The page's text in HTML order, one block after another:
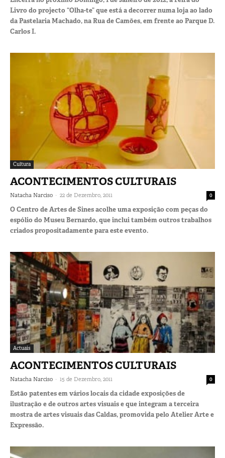
Livro do projecto “Olha-te” que está a decorrer numa loja ao lado
da Pastelaria Machado, na Rua de Camões, em frente ao Parque D.
Carlos I.
Cultura
ACONTECIMENTOS CULTURAIS
Natacha Narciso - 22 de Dezembro, 2011 0
O Centro de Artes de Sines acolhe uma exposição com peças do
espólio do Museu Bernardo, que inclui também outros trabalhos
criados propositadamente para este evento.
Actuais
ACONTECIMENTOS CULTURAIS
Natacha Narciso - 15 de Dezembro, 2011 0
Estão patentes em vários locais da cidade exposições de
ilustração e de outros artes visuais e que integram a terceira
mostra de artes visuais das Caldas, promovida pelo Atelier Arte e
Expressão.